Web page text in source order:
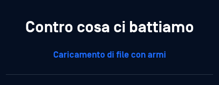
Contro cosa ci battiamo
Caricamento di file con armi